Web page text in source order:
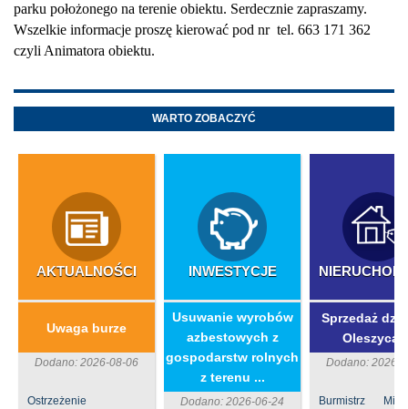
parku położonego na terenie obiektu. Serdecznie zapraszamy.
Wszelkie informacje proszę kierować pod nr tel. 663 171 362
czyli Animatora obiektu.
WARTO ZOBACZYĆ
AKTUALNOŚCI
Uwaga burze
Dodano: 2026-08-06
Ostrzeżenie
INWESTYCJE
​Usuwanie wyrobów
azbestowych z
gospodarstw rolnych
z terenu ...
Dodano: 2026-06-24
Sprzedaż
Dodano: 2026-
Burmistrz